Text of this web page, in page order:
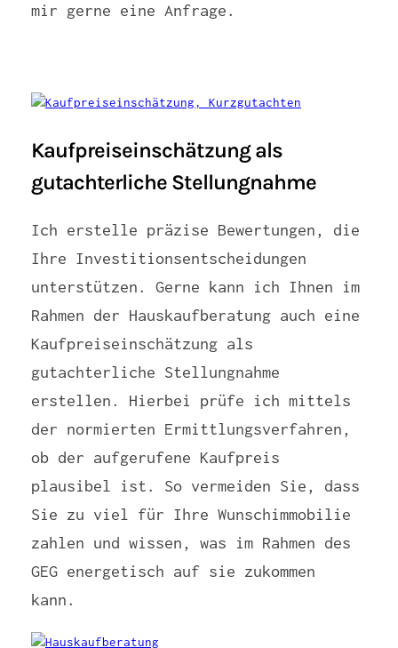
mir gerne eine Anfrage.
Kaufpreiseinschätzung als
gutachterliche Stellungnahme
Ich erstelle präzise Bewertungen, die
Ihre Investitionsentscheidungen
unterstützen. Gerne kann ich Ihnen im
Rahmen der Hauskaufberatung auch eine
Kaufpreiseinschätzung als
gutachterliche Stellungnahme
erstellen. Hierbei prüfe ich mittels
der normierten Ermittlungsverfahren,
ob der aufgerufene Kaufpreis
plausibel ist. So vermeiden Sie, dass
Sie zu viel für Ihre Wunschimmobilie
zahlen und wissen, was im Rahmen des
GEG energetisch auf sie zukommen
kann.